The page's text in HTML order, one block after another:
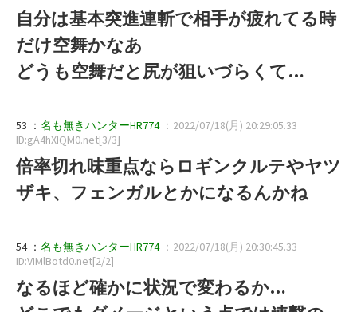
自分は基本突進連斬で相手が疲れてる時
だけ空舞かなあ
どうも空舞だと尻が狙いづらくて…
53 ： 名も無きハンターHR774 ：2022/07/18(月) 20:29:05.33
ID:gA4hXIQM0.net[3/3]
倍率切れ味重点ならロギンクルテやヤツ
ザキ、フェンガルとかになるんかね
54 ： 名も無きハンターHR774 ：2022/07/18(月) 20:30:45.33
ID:VIMlBotd0.net[2/2]
なるほど確かに状況で変わるか…